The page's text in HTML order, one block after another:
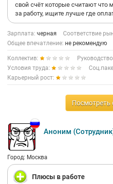
свой счёт которые считают что
за работу, ищите лучше где
Зарплата: черная Соответствие
Общее впечатление: не рекомендую
Коллектив:
Условия труда:
Карьерный рост:
Посмотреть
Аноним
Город: Москва
Плюсы в работе